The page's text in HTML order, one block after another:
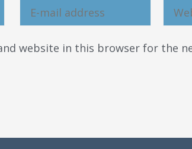
website in this browser for the